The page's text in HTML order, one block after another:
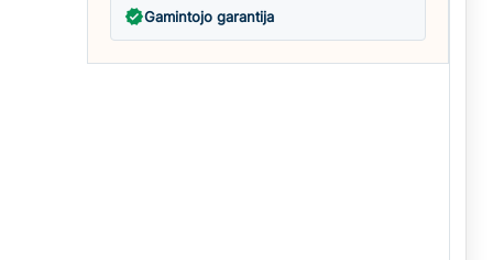
verifiedGamintojo garantija